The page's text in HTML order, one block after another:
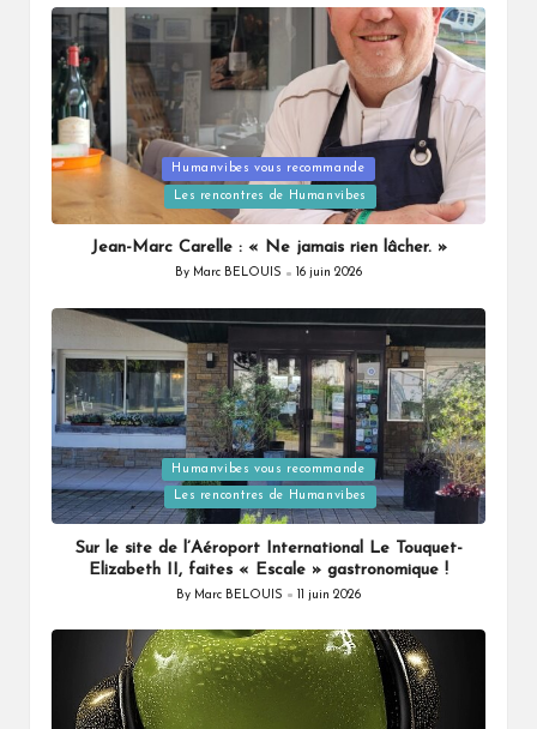
Posted
in
Humanvibes vous recommande
Les rencontres de Humanvibes
Jean-Marc Carelle : « Ne jamais rien lâcher. »
Posted
By Marc BELOUIS 16 juin 2026
Posted
in
Humanvibes vous recommande
Les rencontres de Humanvibes
Sur le site de l’Aéroport International Le Touquet-
Elizabeth II, faites « Escale » gastronomique !
Posted
By Marc BELOUIS 11 juin 2026